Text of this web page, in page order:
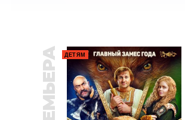
ПРЕМЬЕРА ДЕТЯМ